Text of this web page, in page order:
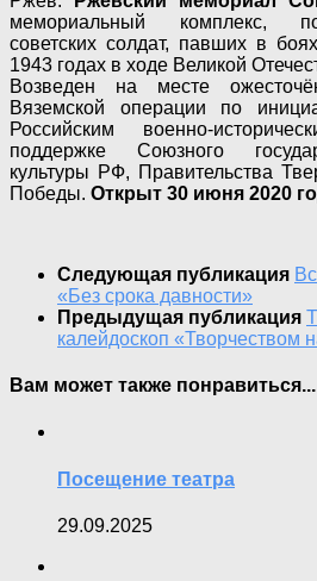
мемориальный комплекс,
советских солдат, павших в
1943 годах в ходе Великой
Возведен на месте
Вяземской операции по
Российским военно-
поддержке Союзного
культуры РФ, Правительства
Победы. Открыт 30 июня 2020
Следующая публикация
«Без срока давности»
Предыдущая публикация
калейдоскоп «Творчеством
Вам может также понравиться...
Посещение театра
29.09.2025